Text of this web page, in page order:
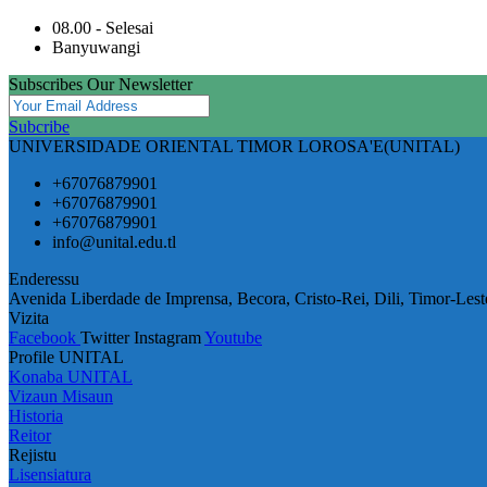
08.00 - Selesai
Banyuwangi
Subscribes Our Newsletter
Subcribe
UNIVERSIDADE ORIENTAL TIMOR LOROSA'E(UNITAL)
+67076879901
+67076879901
+67076879901
info@unital.edu.tl
Enderessu
Avenida Liberdade de Imprensa, Becora, Cristo-Rei, Dili, Timor-
Vizita
Facebook Twitter InstagramYoutube
Profile UNITAL
Konaba UNITAL
Vizaun Misaun
Historia
Reitor
Rejistu
Lisensiatura